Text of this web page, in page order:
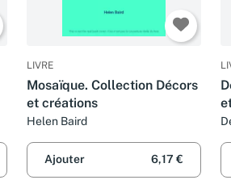
LIVRE
Mosaïque. Collection Décors
et créations
Helen Baird
Ajouter 6,17 €